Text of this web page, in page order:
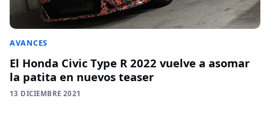
AVANCES
El Honda Civic Type R 2022 vuelve a asomar
la patita en nuevos teaser
13 DICIEMBRE 2021